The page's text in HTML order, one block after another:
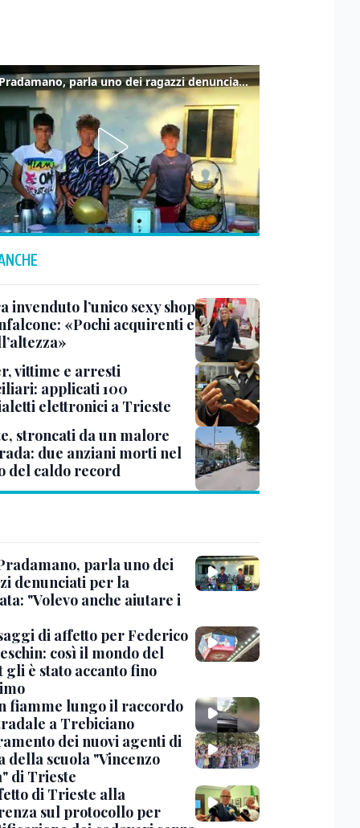
Caso Pradamano, parla uno dei ragazzi denunciati per la limonata: "Volevo anche aiutare i miei"
invenduto l’unico sexy shop
«Pochi acquirenti e
vittime e arresti
applicati 100
elettronici a Trieste
stroncati da un malore
due anziani morti nel
del caldo record
parla uno dei
denunciati per la
"Volevo anche aiutare i
di affetto per Federico
così il mondo del
gli è stato accanto fino
fiamme lungo il raccordo
a Trebiciano
dei nuovi agenti di
della scuola "Vincenzo
di Trieste
di Trieste alla
sul protocollo per